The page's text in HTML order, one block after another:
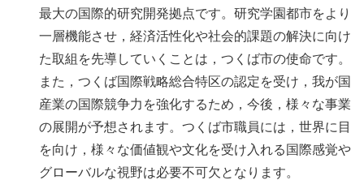
最大の国際的研究開発拠点です。研究学園都市をより
一層機能させ，経済活性化や社会的課題の解決に向け
た取組を先導していくことは，つくば市の使命です。
また，つくば国際戦略総合特区の認定を受け，我が国
産業の国際競争力を強化するため，今後，様々な事業
の展開が予想されます。つくば市職員には，世界に目
を向け，様々な価値観や文化を受け入れる国際感覚や
グローバルな視野は必要不可欠となります。